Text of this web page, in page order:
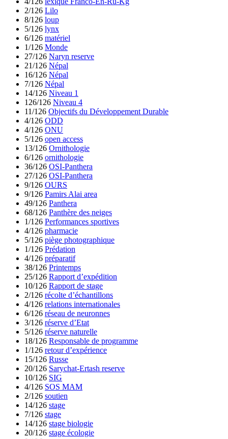
2/126 Lilo
8/126 loup
5/126 lynx
6/126 matériel
1/126 Monde
27/126 Naryn reserve
21/126 Népal
16/126 Népal
7/126 Népal
14/126 Niveau 1
126/126 Niveau 4
11/126 Objectifs du Développement Durable
4/126 ODD
4/126 ONU
5/126 open access
13/126 Ornithologie
6/126 ornithologie
36/126 OSI-Panthera
27/126 OSI-Panthera
9/126 OURS
9/126 Pamirs Alai area
49/126 Panthera
68/126 Panthère des neiges
1/126 Performances sportives
4/126 pharmacie
5/126 piège photographique
1/126 Prédation
4/126 préparatif
38/126 Printemps
25/126 Rapport d’expédition
10/126 Rapport de stage
2/126 récolte d’échantillons
4/126 relations internationales
6/126 réseau de neuronnes
3/126 réserve d’Etat
5/126 réserve naturelle
18/126 Responsable de programme
1/126 retour d’expérience
15/126 Russe
20/126 Sarychat-Ertash reserve
10/126 SIG
4/126 SOS MAM
2/126 soutien
14/126 stage
7/126 stage
14/126 stage biologie
20/126 stage écologie